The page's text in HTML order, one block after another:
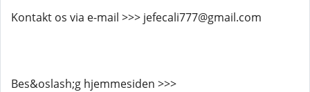
Kontakt os via e-mail >>> jefecali777@gmail.com
Bes&oslash;g hjemmesiden >>>